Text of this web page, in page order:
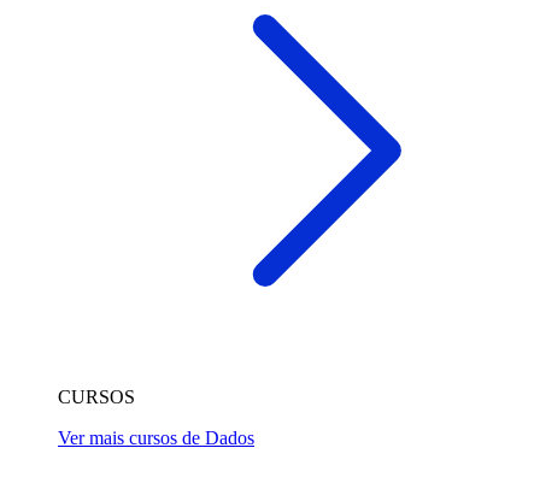
CURSOS
Ver mais cursos de Dados